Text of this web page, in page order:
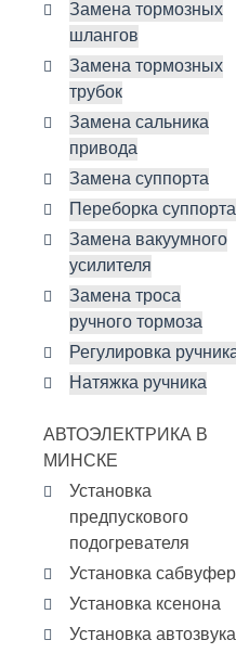
Замена тормозных
шлангов
Замена тормозных
трубок
Замена сальника
привода
Замена суппорта
Переборка суппорта
Замена вакуумного
усилителя
Замена троса
ручного тормоза
Регулировка
Натяжка ручника
АВТОЭЛЕКТРИКА В
МИНСКЕ
Установка
предпускового
подогревателя
Установка
Установка ксенона
Установка автозвука